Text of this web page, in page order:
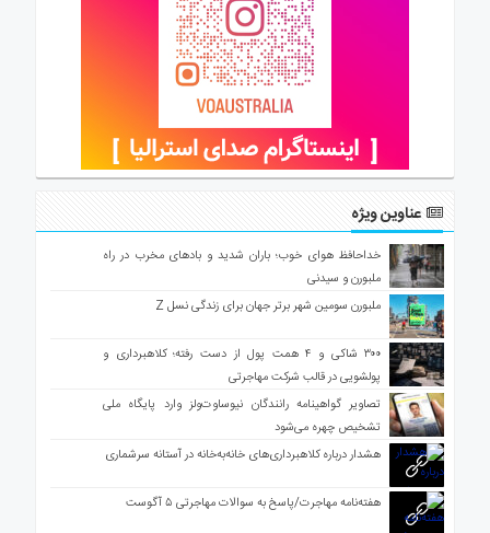
عناوین ویژه
خداحافظ هوای خوب؛ باران شدید و بادهای مخرب در راه
ملبورن و سیدنی
ملبورن سومین شهر برتر جهان برای زندگی نسل Z
۳۰۰ شاکی و ۴ همت پول از دست رفته؛ کلاهبرداری و
پولشویی در قالب شرکت مهاجرتی
تصاویر گواهینامه رانندگان نیوساوت‌ولز وارد پایگاه ملی
تشخیص چهره می‌شود
هشدار درباره کلاهبرداری‌های خانه‌به‌خانه در آستانه سرشماری
هفته‌نامه مهاجرت/پاسخ به سوالات مهاجرتی ۵ آگوست